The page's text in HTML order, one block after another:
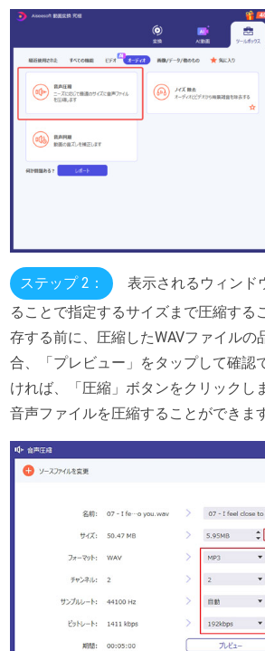
ステップ 2：
表示されるウィンド
ることで指定するサイズまで圧縮する
存する前に、圧縮したWAVファイルの
合、「プレビュー」をタップして確認
ければ、「圧縮」ボタンをクリックし
音声ファイルを圧縮することができま